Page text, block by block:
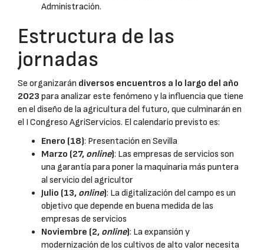
Administración.
Estructura de las
jornadas
Se organizarán diversos encuentros a lo largo del año
2023 para analizar este fenómeno y la influencia que tiene
en el diseño de la agricultura del futuro, que culminarán en
el I Congreso AgriServicios. El calendario previsto es:
Enero (18): Presentación en Sevilla
Marzo (27, online): Las empresas de servicios son
una garantía para poner la maquinaria más puntera
al servicio del agricultor
Julio (13, online): La digitalización del campo es un
objetivo que depende en buena medida de las
empresas de servicios
Noviembre (2, online): La expansión y
modernización de los cultivos de alto valor necesita